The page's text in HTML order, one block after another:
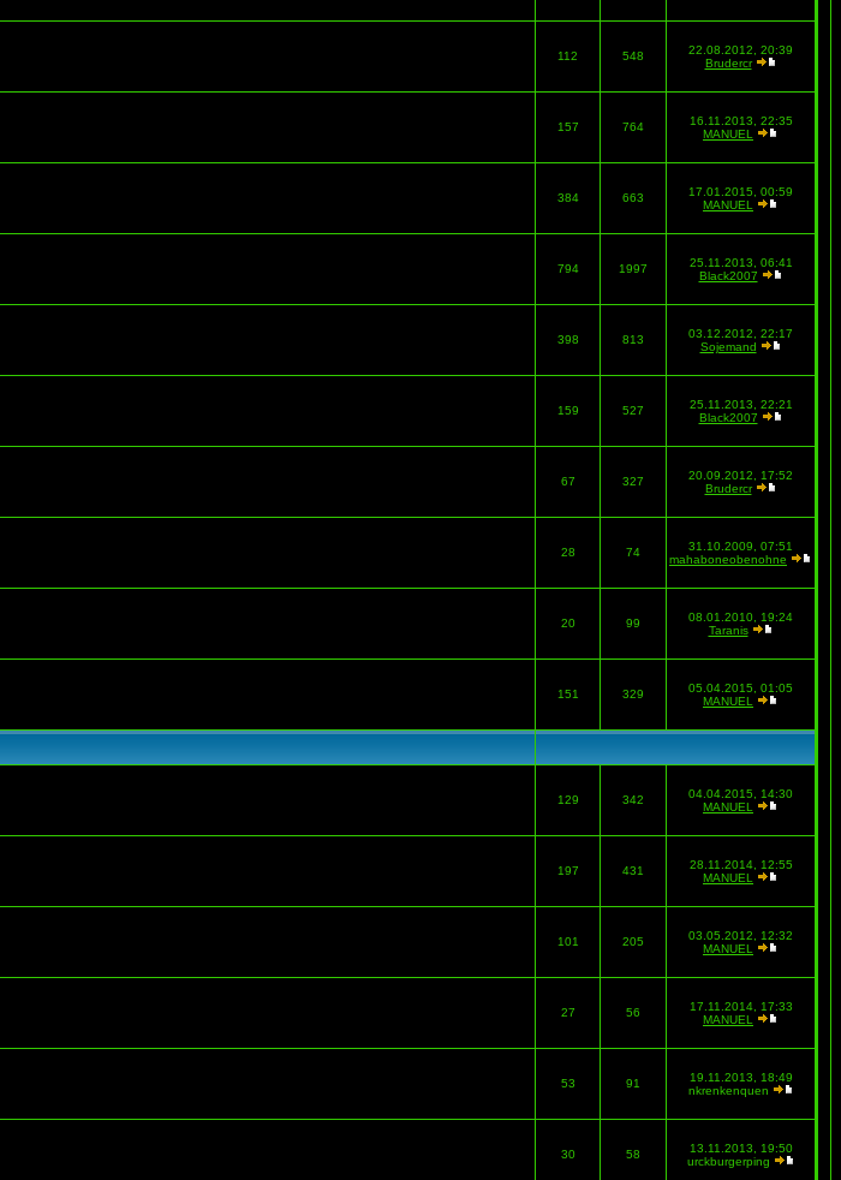
112 548
22.08.2012, 20:39
Brudercr
157 764
16.11.2013, 22:35
MANUEL
384 663
17.01.2015, 00:59
MANUEL
794 1997
25.11.2013, 06:41
Black2007
398 813
03.12.2012, 22:17
Sojemand
159 527
25.11.2013, 22:21
Black2007
67 327
20.09.2012, 17:52
Brudercr
28 74
31.10.2009, 07:51
mahaboneobenohne
20 99
08.01.2010, 19:24
Taranis
151 329
05.04.2015, 01:05
MANUEL
129 342
04.04.2015, 14:30
MANUEL
197 431
28.11.2014, 12:55
MANUEL
101 205
03.05.2012, 12:32
MANUEL
27 56
17.11.2014, 17:33
MANUEL
53 91
19.11.2013, 18:49
nkrenkenquen
30 58
13.11.2013, 19:50
urckburgerping